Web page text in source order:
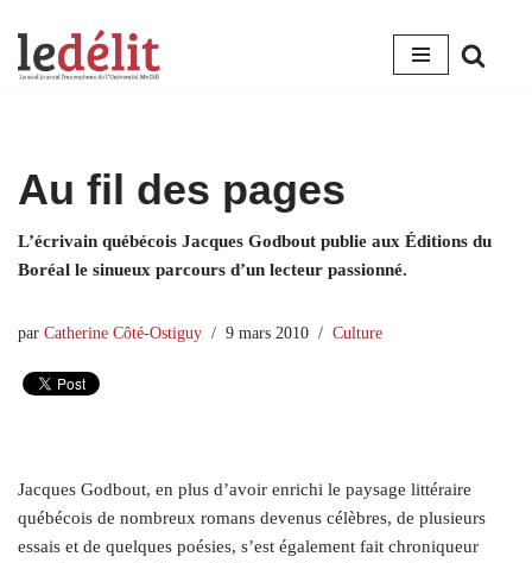
Aller
Au fil des pages
L’écrivain québécois Jacques Godbout publie aux Éditions du
Boréal le sinueux parcours d’un lecteur passionné.
par Catherine Côté-Ostiguy 9 mars 2010 Culture
Jacques Godbout, en plus d’avoir enrichi le paysage littéraire
québécois de nombreux romans devenus célèbres, de plusieurs
essais et de quelques poésies, s’est également fait chroniqueur